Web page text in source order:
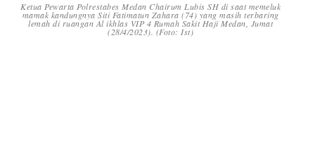
Ketua Pewarta Polrestabes Medan Chairum Lubis SH di saat memeluk
mamak kandungnya Siti Fatimatun Zahara (74) yang masih terbaring
lemah di ruangan Al ikhlas VIP 4 Rumah Sakit Haji Medan, Jumat
(28/4/2023). (Foto: Ist)